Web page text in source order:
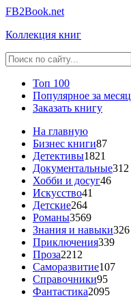
FB2Book.net
Коллекция книг
Топ 100
Популярное за месяц
Заказать книгу
На главную
Бизнес книги87
Детективы1821
Документальные312
Хобби и досуг46
Искусство41
Детские264
Романы3569
Знания и навыки326
Приключения339
Проза2212
Саморазвитие107
Справочники95
Фантастика2095